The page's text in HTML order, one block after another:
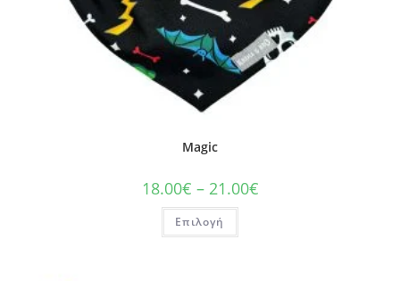
Magic
18.00€ – 21.00€
Επιλογή